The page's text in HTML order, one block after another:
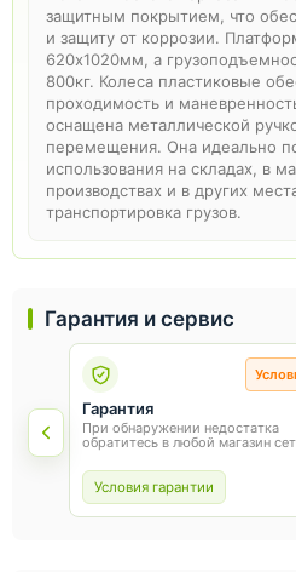
Гарантия и сервис
Гарантия
При обнаружении недостатка
обратитесь в любой магазин
от товара и соблюдения правил
эксплуатации.
Условия гарантии
защитным покрытием, что
и защиту от коррозии.
620х1020мм, а
800кг. Колеса пластиковые
проходимость и
оснащена металлической
перемещения. Она идеально
использования на складах, в
производствах и в других
транспортировка грузов.